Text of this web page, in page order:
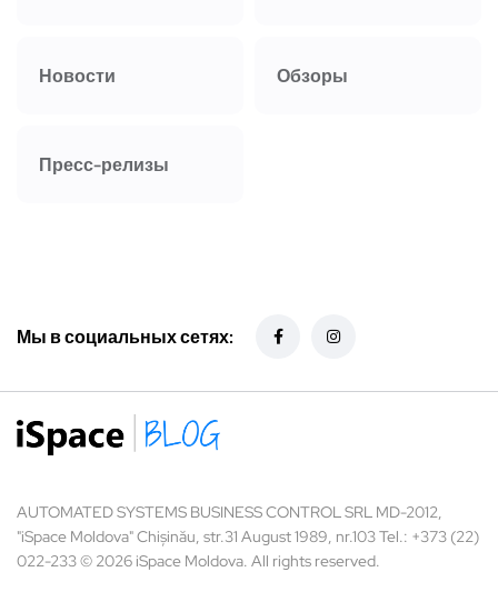
Новости Обзоры
Пресс-релизы
Мы в социальных сетях:
AUTOMATED SYSTEMS BUSINESS CONTROL SRL MD-2012,
"iSpace Moldova" Chișinău, str.31 August 1989, nr.103 Tel.: +373 (22)
022-233 © 2026 iSpace Moldova. All rights reserved.